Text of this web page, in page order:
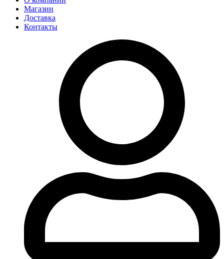
Магазин
Доставка
Контакты